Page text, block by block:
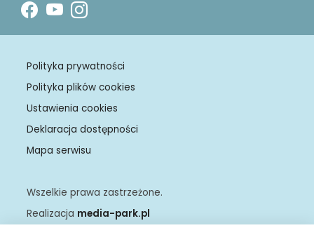
FacebookYoutubeInstagram
Polityka prywatności
Polityka plików cookies
Ustawienia cookies
Deklaracja dostępności
Mapa serwisu
Wszelkie prawa zastrzeżone.
Realizacja media-park.pl